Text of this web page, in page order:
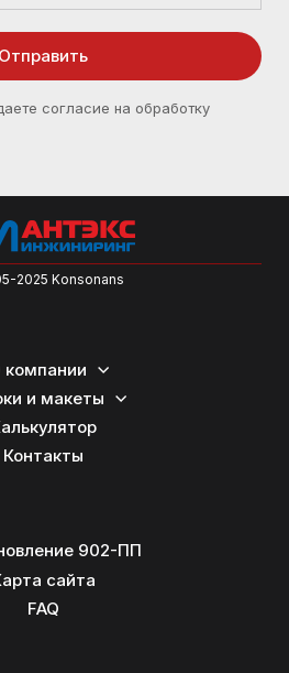
Отправить
согласие на обработку
2025 Konsonans
компании
и макеты
Контакты
902-ПП
сайта
FAQ